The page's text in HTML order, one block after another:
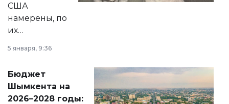
США
намерены, по
их
принести
народу
Венесуэлы.
5 января, 9:36
Бюджет
Шымкента на
2026–2028 годы: